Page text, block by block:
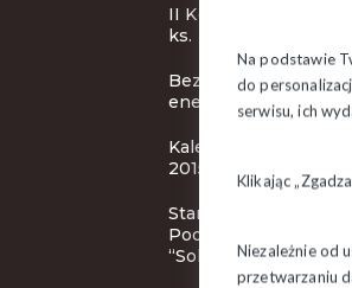
Na podstawie
do
serwisu, ich
Klikając
Niezależnie od
przetwarzaniu
II Konkurs Poetycki
ks. Popiełuszki
Bezpieczeństwo
energetyczne kraju
Kalendarze
2015 rok
Stanowisko
Podlaskiego NSZZ
“Solidarność”